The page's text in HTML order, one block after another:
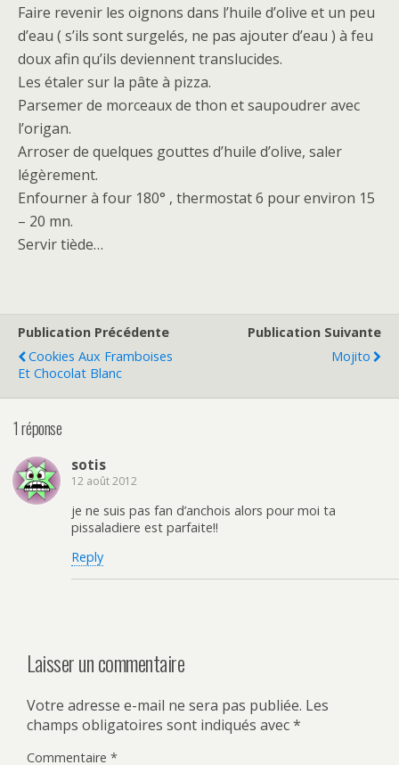
Faire revenir les oignons dans l’huile d’olive et un peu
d’eau ( s’ils sont surgelés, ne pas ajouter d’eau ) à feu
doux afin qu’ils deviennent translucides.
Les étaler sur la pâte à pizza.
Parsemer de morceaux de thon et saupoudrer avec
l’origan.
Arroser de quelques gouttes d’huile d’olive, saler
légèrement.
Enfourner à four 180° , thermostat 6 pour environ 15
– 20 mn.
Servir tiède…
Publication Précédente
Cookies Aux Framboises
Et Chocolat Blanc
Publication Suivante
Mojito
1 réponse
sotis
12 août 2012
je ne suis pas fan d’anchois alors pour moi ta
pissaladiere est parfaite!!
Reply
Laisser un commentaire
Votre adresse e-mail ne sera pas publiée. Les
champs obligatoires sont indiqués avec*
Commentaire *